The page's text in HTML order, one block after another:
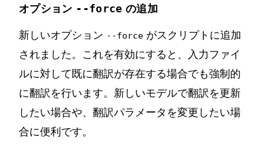
オプション --force の追加
新しいオプション --force がスクリプトに追加
されました。これを有効にすると、入力ファイ
ルに対して既に翻訳が存在する場合でも強制的
に翻訳を行います。新しいモデルで翻訳を更新
したい場合や、翻訳パラメータを変更したい場
合に便利です。